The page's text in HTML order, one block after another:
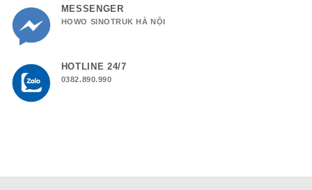
MESSENGER
HOWO SINOTRUK HÀ NỘI
HOTLINE 24/7
0382.890.990